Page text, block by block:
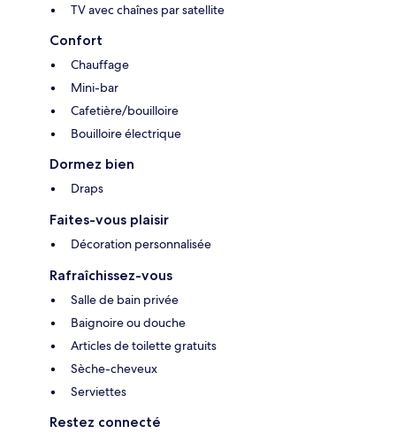
TV avec chaînes par satellite
Confort
Chauffage
Mini-bar
Cafetière/bouilloire
Bouilloire électrique
Dormez bien
Draps
Faites-vous plaisir
Décoration personnalisée
Rafraîchissez-vous
Salle de bain privée
Baignoire ou douche
Articles de toilette gratuits
Sèche-cheveux
Serviettes
Restez connecté